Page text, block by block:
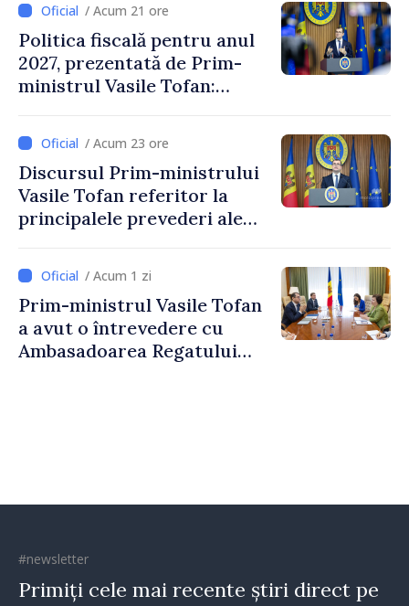
/ Acum 21 ore
Politica fiscală pentru anul
2027, prezentată de Prim-
ministrul Vasile Tofan:
stimularea investițiilor și o
taxare mai echitabilă
/ Acum 23 ore
Discursul Prim-ministrului
Vasile Tofan referitor la
principalele prevederi ale
2027
/ Acum 1 zi
Prim-ministrul Vasile Tofan
a avut o întrevedere cu
Ambasadoarea Regatului
#newsletter
Primiți cele mai recente știri direct pe